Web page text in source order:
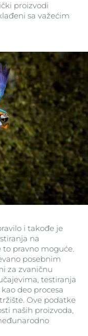
proizvodi
sa važećim
i takođe je
na
pravno moguće.
posebnim
za zvaničnu
testiranja
deo procesa
Ove podatke
naših proizvoda,